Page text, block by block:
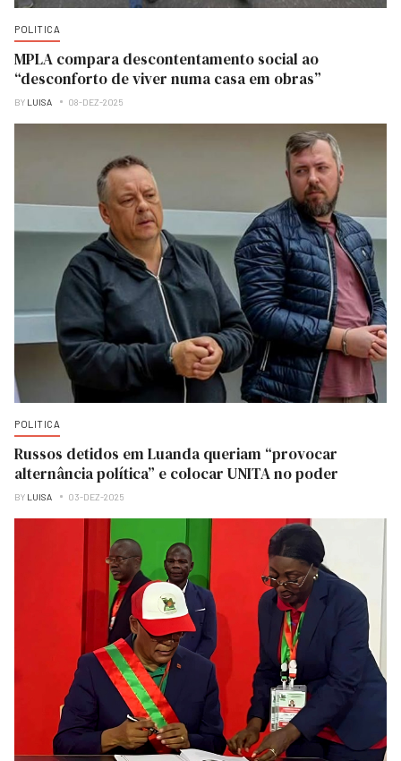
POLITICA
MPLA compara descontentamento social ao
“desconforto de viver numa casa em obras”
BY LUISA 08-DEZ-2025
POLITICA
Russos detidos em Luanda queriam “provocar
alternância política” e colocar UNITA no poder
BY LUISA 03-DEZ-2025